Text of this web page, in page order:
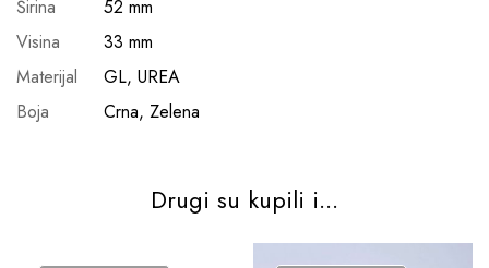
Širina
52 mm
Visina
33 mm
Materijal
GL, UREA
Boja
Crna, Zelena
Drugi su kupili i...